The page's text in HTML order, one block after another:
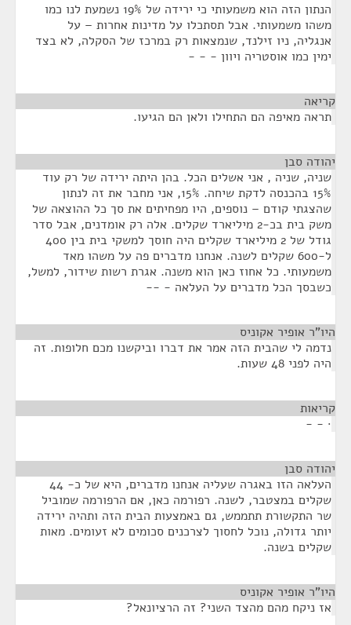
הנתון הזה הוא משמעותי כי ירידה של 19% נשמעת לנו כמו
משהו משמעותי. אבל תסתכלו על מדינות אחרות – על
אנגליה, ניו זילנד, שנמצאות רק במרכז של הסקלה, לא בצד
ימין כמו אוסטריה ויוון - - -
קריאה
תראה מאיפה הם התחילו ולאן הם הגיעו.
יהודה סבן
שניה, שניה , אני אשלים הכל. בהן היתה ירידה של רק עוד
15% בהכנסה לדקת שיחה. 15%, אני מחבר את זה לנתון
שהצגתי קודם – נוספים, היו מפחיתים את סך כל ההוצאה של
משק בית בכ-2 מיליארד שקלים. אלה רק אומדנים, אבל סדר
גודל של 2 מיליארד שקלים היה חוסך למשקי בית בין 400
ל-600 שקלים לשנה. אנחנו מדברים פה על משהו מאד
משמעותי. כל אחוז כאן הוא משנה. אגרת רשות שידור, למשל,
כשבסך הכל מדברים על העלאה - --
היו"ר אופיר אקוניס
נדמה לי שהבית הזה אמר את דברו וביקשנו מכם חלופות. זה
היה לפני 48 שעות.
קריאות
· - -
יהודה סבן
העלאה הזו באגרה שעליה אנחנו מדברים, היא של כ- 44
שקלים במצטבר, לשנה. רפורמה כאן, אם הרפורמה שמוביל
שר התקשורת תתממש, גם באמצעות הבית הזה ותהיה ירידה
יותר גדולה, נוכל לחסוך לצרכנים סכומים לא זעומים. מאות
שקלים בשנה.
היו"ר אופיר אקוניס
אז ניקח מהם מהצד השני? זה הרציונאל?